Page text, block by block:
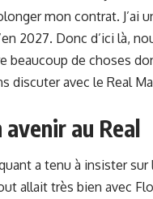
mon contrat. J’ai
2027. Donc d’ici là,
beaucoup de choses
discuter avec le Real
avenir au Real
a tenu à insister
allait très bien avec